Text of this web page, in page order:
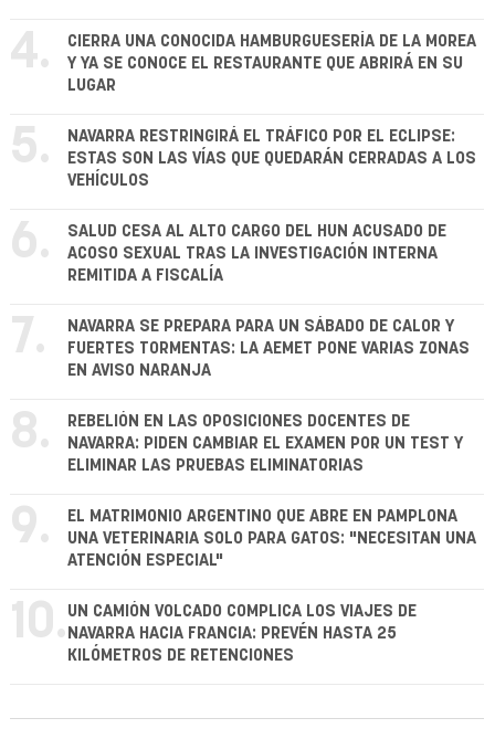
4.
CIERRA UNA CONOCIDA HAMBURGUESERÍA DE LA MOREA
Y YA SE CONOCE EL RESTAURANTE QUE ABRIRÁ EN SU
LUGAR
5.
NAVARRA RESTRINGIRÁ EL TRÁFICO POR EL ECLIPSE:
ESTAS SON LAS VÍAS QUE QUEDARÁN CERRADAS A LOS
VEHÍCULOS
6.
SALUD CESA AL ALTO CARGO DEL HUN ACUSADO DE
ACOSO SEXUAL TRAS LA INVESTIGACIÓN INTERNA
REMITIDA A FISCALÍA
7.
NAVARRA SE PREPARA PARA UN SÁBADO DE CALOR Y
FUERTES TORMENTAS: LA AEMET PONE VARIAS ZONAS
EN AVISO NARANJA
8.
REBELIÓN EN LAS OPOSICIONES DOCENTES DE
NAVARRA: PIDEN CAMBIAR EL EXAMEN POR UN TEST Y
ELIMINAR LAS PRUEBAS ELIMINATORIAS
9.
EL MATRIMONIO ARGENTINO QUE ABRE EN PAMPLONA
UNA VETERINARIA SOLO PARA GATOS: "NECESITAN UNA
ATENCIÓN ESPECIAL"
10. UN CAMIÓN VOLCADO COMPLICA LOS VIAJES DE
NAVARRA HACIA FRANCIA: PREVÉN HASTA 25
KILÓMETROS DE RETENCIONES